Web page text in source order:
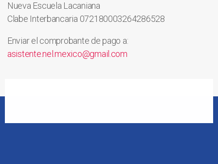
Nueva Escuela Lacaniana
Clabe Interbancaria 072180003264286528
Enviar el comprobante de pago a:
asistente.nel.mexico@gmail.com